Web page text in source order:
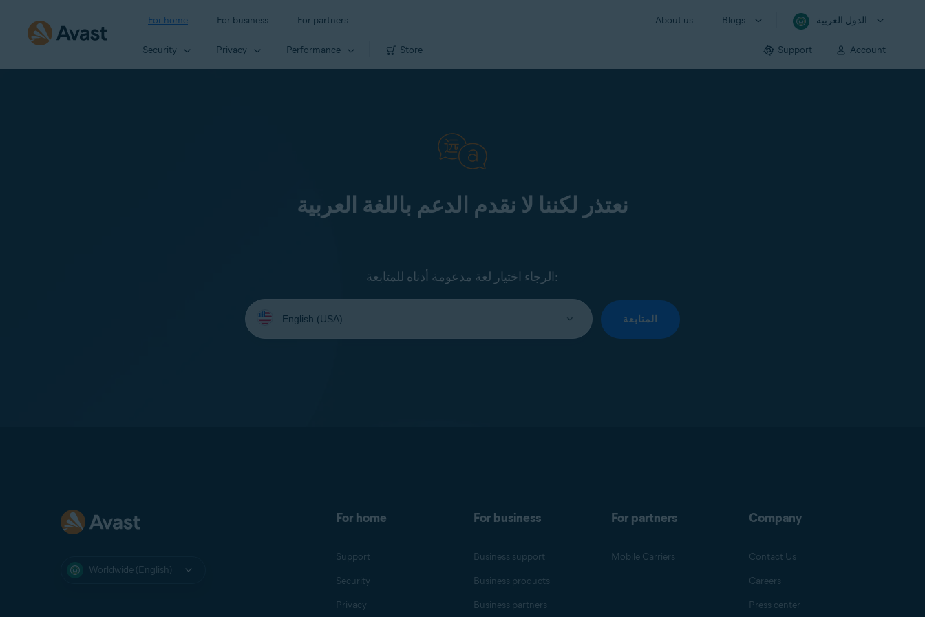
For home For business For partners About us Blogs الدول العربية
Security Privacy Performance Store Support Account
نعتذر لكننا لا نقدم الدعم باللغة العربية
الرجاء اختيار لغة مدعومة أدناه للمتابعة:
Select
your
language:
المتابعة
Worldwide (English)
For home
Support
Security
Privacy
For business
Business support
Business products
Business partners
For partners
Mobile Carriers
Company
Contact Us
Careers
Press center